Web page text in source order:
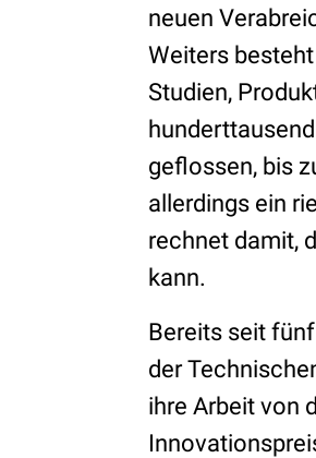
neuen
Weiters
Studien,
geflossen, bis
allerdings ein
rechnet damit,
kann.
Bereits seit
der
ihre Arbeit von